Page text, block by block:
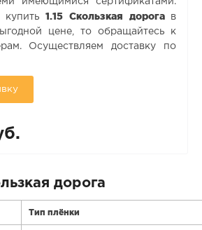
купить1.15 Скользкая дорогав
цене, то обращайтесь к
Осуществляем доставку по
дорога
Тип плёнки